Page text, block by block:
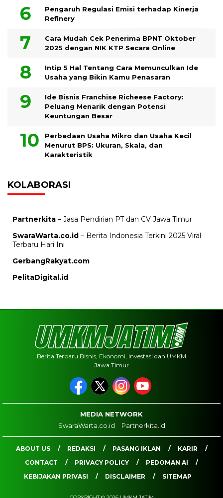
Pengaruh Regulasi Emisi terhadap Kinerja
Refinery
Cara Mudah Cek Penerima BPNT Oktober
2025 dengan NIK KTP Secara Online
Intip 5 Hal Tentang Cara Memunculkan Ide
Usaha yang Bikin Kamu Penasaran
Ide Bisnis Franchise Richeese Factory:
Peluang Menarik dengan Potensi
Keuntungan Besar
Perbedaan Usaha Mikro dan Usaha Kecil
Menurut BPS: Ukuran, Skala, dan
Karakteristik
KOLABORASI
Partnerkita – Jasa Pendirian PT dan CV Jawa Timur
SwaraWarta.co.id – Berita Indonesia Terkini 2025 Viral
Terbaru Hari Ini
GerbangRakyat.com
PelitaDigital.id
Berita Terbaru Bisnis, Ekonomi, Investasi dan UMKM
Jawa Timur
MEDIA NETWORK
SwaraWarta.co.id
Partnerkita.id
ABOUT US REDAKSI PASANG IKLAN
KARIR
CONTACT
PRIVACY POLICY
PEDOMAN AI
KEBIJAKAN PRIVASI
DISCLAIMER SITEMAP